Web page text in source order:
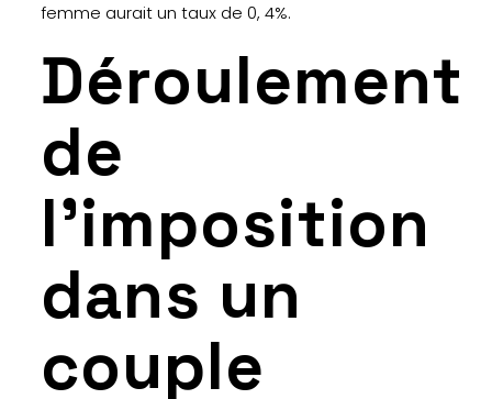
femme aurait un taux de 0, 4%.
Déroulement
de
l’imposition
dans un
couple